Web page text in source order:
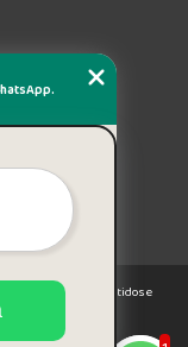
Copyright© Latidos e